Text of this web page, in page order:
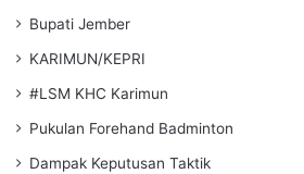
Bupati Jember
KARIMUN/KEPRI
#LSM KHC Karimun
Pukulan Forehand Badminton
Dampak Keputusan Taktik